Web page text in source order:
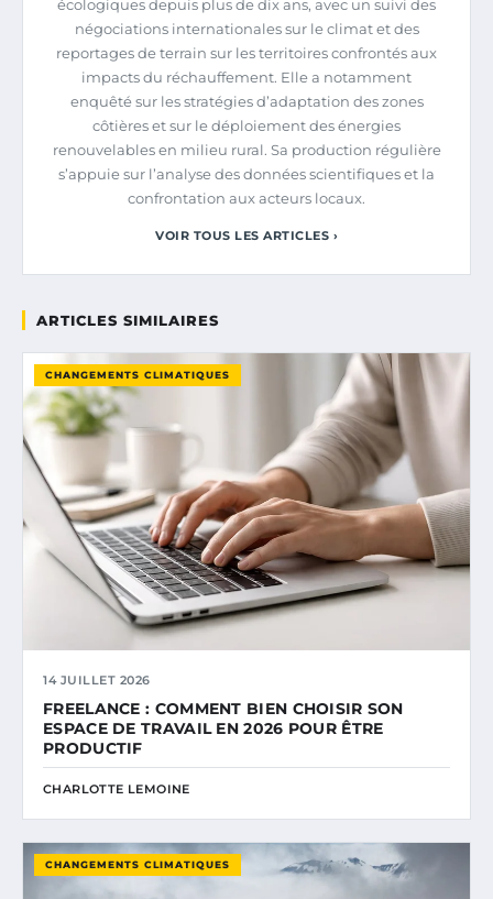
écologiques depuis plus de dix ans, avec un suivi des
négociations internationales sur le climat et des
reportages de terrain sur les territoires confrontés aux
impacts du réchauffement. Elle a notamment
enquêté sur les stratégies d’adaptation des zones
côtières et sur le déploiement des énergies
renouvelables en milieu rural. Sa production régulière
s’appuie sur l’analyse des données scientifiques et la
confrontation aux acteurs locaux.
VOIR TOUS LES ARTICLES ›
ARTICLES SIMILAIRES
CHANGEMENTS CLIMATIQUES
14 JUILLET 2026
FREELANCE : COMMENT BIEN CHOISIR SON
ESPACE DE TRAVAIL EN 2026 POUR ÊTRE
PRODUCTIF
CHARLOTTE LEMOINE
CHANGEMENTS CLIMATIQUES